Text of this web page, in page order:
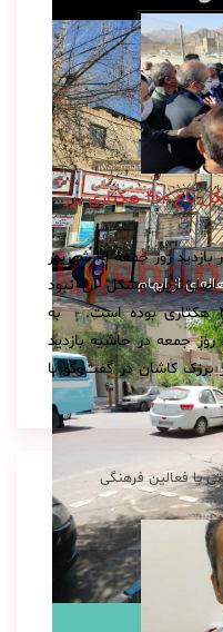
از ابهام
آب
وزیر کشاورزی: اصلی‌ترین مشکل باغ ۴۰۰ هکتاری برزک
کاشان نیوز: وزیر جهاد کشاورزی در بازدید روز جمعه ۱۹ شهریور
گفت: اصلی‌ترین مشکل آن نبود
مدیریت واحد در این عرصه ۴۰۰ هکتاری بوده‌ است. به
روز جمعه در حاشیه بازدید
در برزک کاشان در گفت‌وگو با
با فعالین فرهنگی